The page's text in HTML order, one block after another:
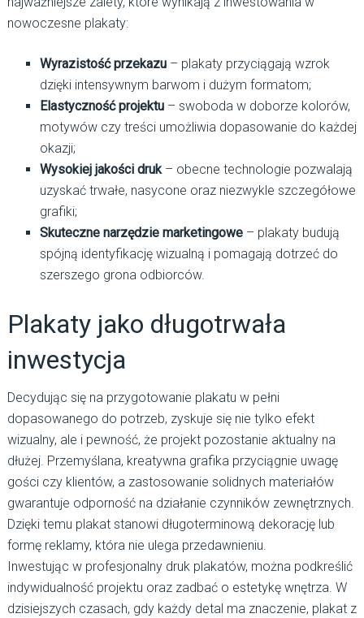
nowoczesne plakaty:
Wyrazistość przekazu– plakaty przyciągają wzrok
dzięki intensywnym barwom i dużym formatom;
Elastyczność projektu– swoboda w doborze kolorów,
motywów czy treści umożliwia dopasowanie do każdej
okazji;
Wysokiej jakości druk– obecne technologie pozwalają
uzyskać trwałe, nasycone oraz niezwykle szczegółowe
grafiki;
Skuteczne narzędzie marketingowe– plakaty budują
spójną identyfikację wizualną i pomagają dotrzeć do
szerszego grona odbiorców.
Plakaty jako długotrwała
inwestycja
Decydując się na przygotowanie plakatu w pełni
dopasowanego do potrzeb, zyskuje się nie tylko efekt
wizualny, ale i pewność, że projekt pozostanie aktualny na
dłużej. Przemyślana, kreatywna grafika przyciągnie uwagę
gości czy klientów, a zastosowanie solidnych materiałów
gwarantuje odporność na działanie czynników zewnętrznych.
Dzięki temu plakat stanowi długoterminową dekorację lub
formę reklamy, która nie ulega przedawnieniu.
Inwestując w profesjonalny druk plakatów, można podkreślić
indywidualność projektu oraz zadbać o estetykę wnętrza. W
dzisiejszych czasach, gdy każdy detal ma znaczenie, plakat z